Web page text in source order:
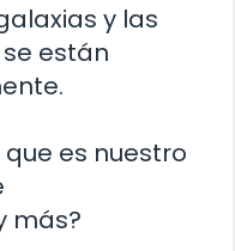
y las
están
es nuestro
más?